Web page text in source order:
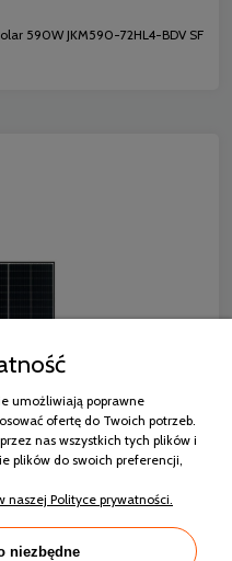
590W JKM590-72HL4-BDV SF
HALF CUT
umożliwiają poprawne
ofertę do Twoich potrzeb.
nas wszystkich tych plików i
plików do swoich preferencji,
naszej Polityce prywatności.
niezbędne